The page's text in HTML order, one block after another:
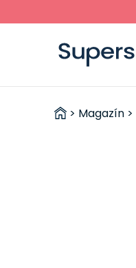
ZDRAVÉ
> Magazín >